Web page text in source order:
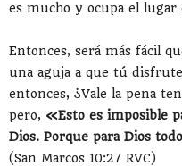
es mucho y ocupa el lugar
Entonces, será más fácil
una aguja a que tú
entonces, ¿Vale la pena
pero, «Esto es imposible
Dios. Porque para Dios
(San Marcos 10:27 RVC)